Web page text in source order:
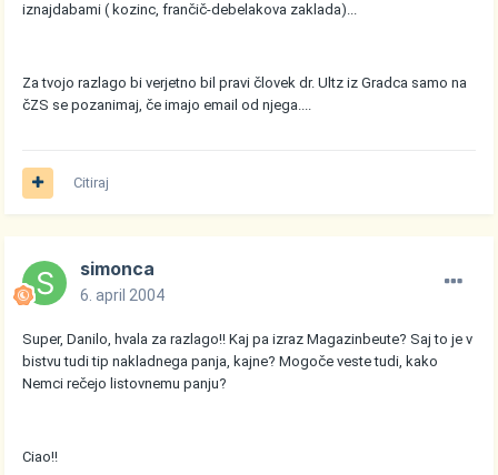
iznajdabami ( kozinc, frančič-debelakova zaklada)...
Za tvojo razlago bi verjetno bil pravi človek dr. Ultz iz Gradca samo na
čZS se pozanimaj, če imajo email od njega....
Citiraj
simonca
6. april 2004
Super, Danilo, hvala za razlago!! Kaj pa izraz Magazinbeute? Saj to je v
bistvu tudi tip nakladnega panja, kajne? Mogoče veste tudi, kako
Nemci rečejo listovnemu panju?
Ciao!!